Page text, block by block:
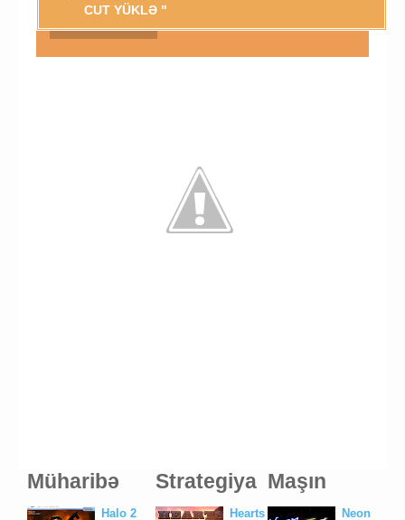
CUT YÜKLƏ "
Smaylikləri Göstər
Müharibə
Halo 2
Maşın
Neon
Strategiya
Hearts